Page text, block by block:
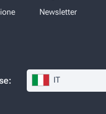
Newsletter
IT